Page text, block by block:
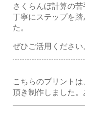
さくらんぼ計算の
丁寧にステップを踏
た。
ぜひご活用ください
こちらのプリント
頂き制作しました。